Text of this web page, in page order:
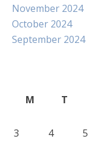
November 2024
October 2024
September 2024
M
T
3
4 5